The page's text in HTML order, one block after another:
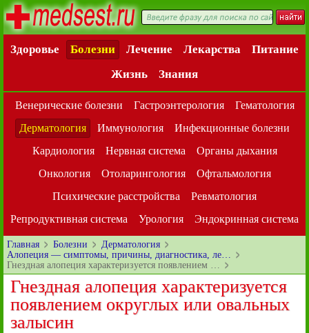
Здоровье Болезни Лечение Лекарства
Питание
Жизнь
Знания
Венерические болезни Гастроэнтерология
Гематология
Дерматология
Иммунология
Инфекционные болезни
Кардиология
Нервная система
Органы дыхания
Онкология
Отоларингология
Офтальмология
Психические расстройства
Ревматология
Репродуктивная система
Урология Эндокринная система
Главная Болезни
Дерматология
Алопеция — симптомы, причины, диагностика, ле…
Гнездная алопеция характеризуется появлением …
Гнездная алопеция характеризуется
появлением округлых или овальных
залысин